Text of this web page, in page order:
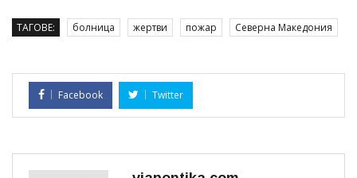
ТАГОВЕ: болница жертви пожар Северна Македония
Facebook Twitter